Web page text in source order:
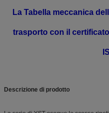
La Tabella meccanica
trasporto con il
Descrizione di prodotto